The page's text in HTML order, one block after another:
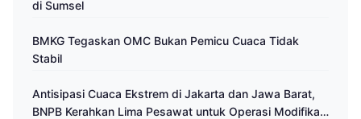
di Sumsel
BMKG Tegaskan OMC Bukan Pemicu Cuaca Tidak
Stabil
Antisipasi Cuaca Ekstrem di Jakarta dan Jawa Barat,
BNPB Kerahkan Lima Pesawat untuk Operasi Modifikasi